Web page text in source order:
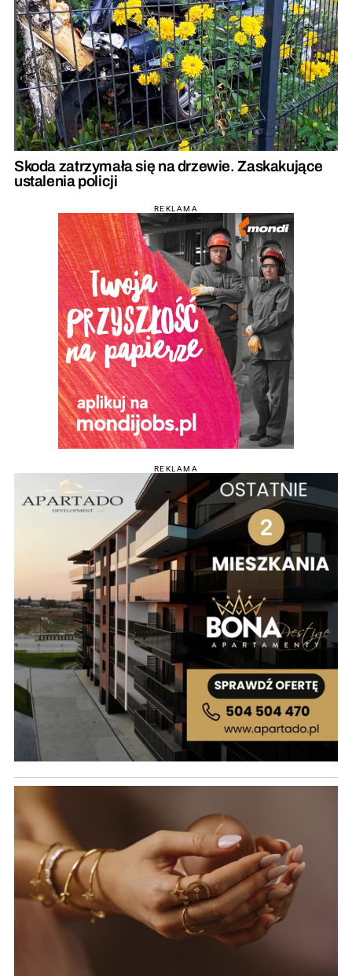
Skoda zatrzymała się na drzewie. Zaskakujące
ustalenia policji
REKLAMA
REKLAMA